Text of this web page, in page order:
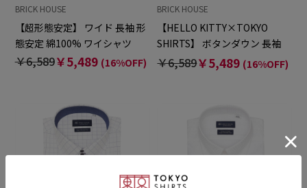
BRICK HOUSE
【超形態安定】 ワイド 長袖 形
態安定 綿100% ワイシャツ
￥6,589￥5,489 (16%OFF)
BRICK HOUSE
【HELLO KITTY×TOKYO
SHIRTS】 ボタンダウン 長袖
形態安定 ワイシャツ
￥6,589￥5,489 (16%OFF)